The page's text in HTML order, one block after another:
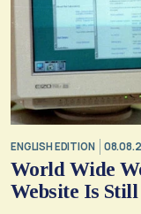
ENGLISH EDITION
World Wide
Website Is